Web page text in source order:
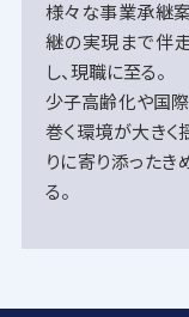
様々な事業承継
継の実現まで伴
し、現職に至る。
少子高齢化や国際
巻く環境が大きく
りに寄り添った
る。